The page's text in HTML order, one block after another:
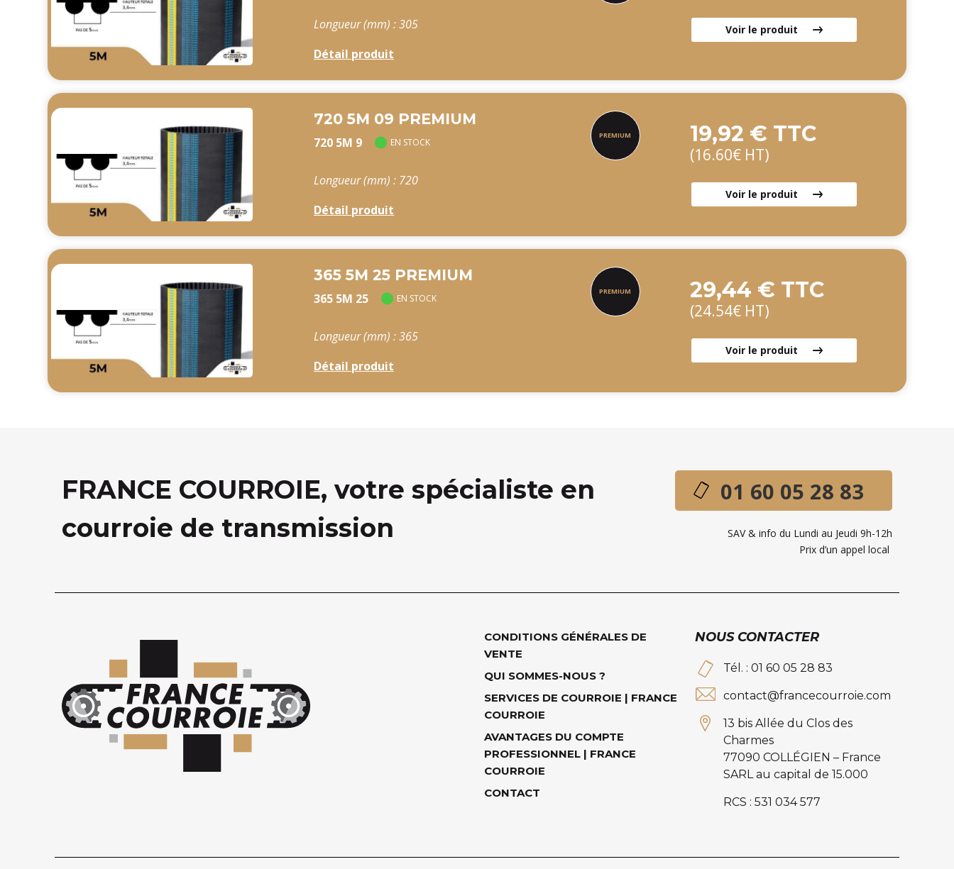
Longueur (mm) : 305
Détail produit
Voir le produit
720 5M 09 PREMIUM
720 5M 9 EN STOCK
Longueur (mm) : 720
Détail produit
19,92 € TTC
(16.60€ HT)
Voir le produit
365 5M 25 PREMIUM
365 5M 25 EN STOCK
Longueur (mm) : 365
Détail produit
29,44 € TTC
(24.54€ HT)
Voir le produit
FRANCE COURROIE, votre spécialiste en
courroie de transmission
01 60 05 28 83
SAV & info du Lundi au Jeudi 9h-12h
Prix d’un appel local
CONDITIONS GÉNÉRALES DE
VENTE
QUI SOMMES-NOUS ?
SERVICES DE COURROIE | FRANCE
COURROIE
AVANTAGES DU COMPTE
PROFESSIONNEL | FRANCE
COURROIE
CONTACT
NOUS CONTACTER
Tél. : 01 60 05 28 83
contact@francecourroie.com
13 bis Allée du Clos des
Charmes
77090 COLLÉGIEN – France
SARL au capital de 15.000
RCS : 531 034 577